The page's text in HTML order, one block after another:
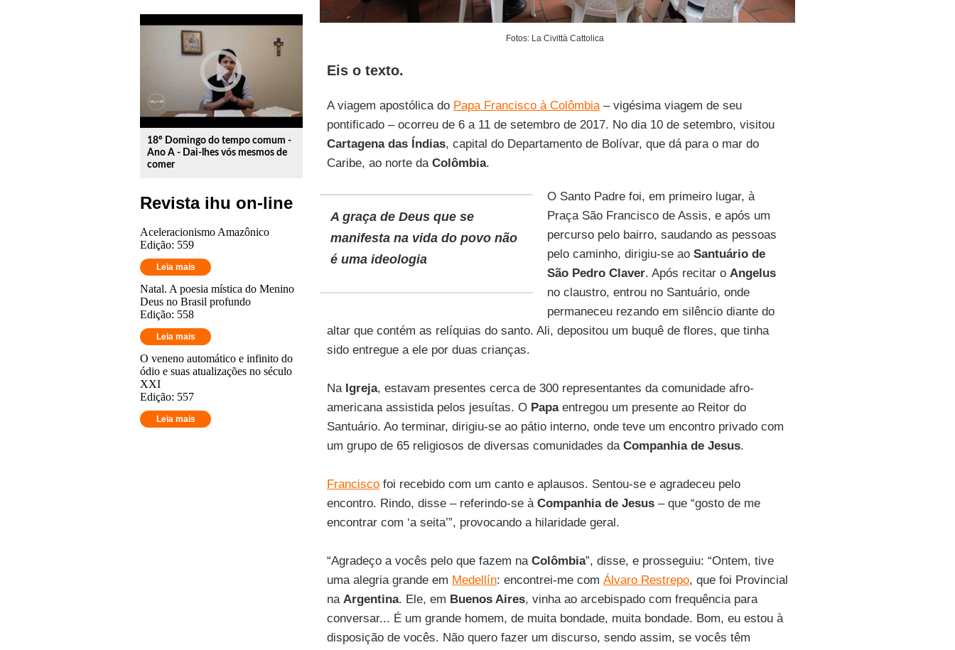
play_circle_outline
18º Domingo do tempo comum -
Ano A - Dai-lhes vós mesmos de
comer
Revista ihu on-line
Aceleracionismo Amazônico
Edição: 559
Leia mais
Natal. A poesia mística do Menino
Deus no Brasil profundo
Edição: 558
Leia mais
O veneno automático e infinito do
ódio e suas atualizações no século
XXI
Edição: 557
Leia mais
Fotos: La Civittà Cattolica
Eis o texto.
A viagem apostólica do Papa Francisco à Colômbia– vigésima viagem de seu
pontificado – ocorreu de 6 a 11 de setembro de 2017. No dia 10 de setembro, visitou
Cartagena das Índias, capital do Departamento de Bolívar, que dá para o mar do
Caribe, ao norte da Colômbia.
A graça de Deus que se
manifesta na vida do povo não
é uma ideologia
O Santo Padre foi, em primeiro lugar, à
Praça São Francisco de Assis, e após um
percurso pelo bairro, saudando as pessoas
pelo caminho, dirigiu-se ao Santuário de
São Pedro Claver. Após recitar o Angelus
no claustro, entrou no Santuário, onde
permaneceu rezando em silêncio diante do
altar que contém as relíquias do santo. Ali, depositou um buquê de flores, que tinha
sido entregue a ele por duas crianças.
Na Igreja, estavam presentes cerca de 300 representantes da comunidade afro-
americana assistida pelos jesuítas. O Papaentregou um presente ao Reitor do
Santuário. Ao terminar, dirigiu-se ao pátio interno, onde teve um encontro privado com
um grupo de 65 religiosos de diversas comunidades da Companhia de Jesus.
Franciscofoi recebido com um canto e aplausos. Sentou-se e agradeceu pelo
encontro. Rindo, disse – referindo-se à Companhia de Jesus– que “gosto de me
encontrar com ‘a seita’”, provocando a hilaridade geral.
“Agradeço a vocês pelo que fazem na Colômbia”, disse, e prosseguiu: “Ontem, tive
uma alegria grande em Medellín: encontrei-me com Álvaro Restrepo, que foi Provincial
na Argentina. Ele, em Buenos Aires, vinha ao arcebispado com frequência para
conversar... É um grande homem, de muita bondade, muita bondade. Bom, eu estou à
disposição de vocês. Não quero fazer um discurso, sendo assim, se vocês têm